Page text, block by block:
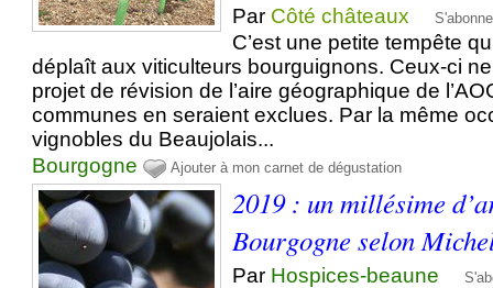
Par Côté châteaux
C’est une petite tempête
déplaît aux viticulteurs bourguignons. Ceux-ci
projet de révision de l’aire géographique de
communes en seraient exclues. Par la même
vignobles du Beaujolais...
Bourgogne
Ajouter à mon carnet de dégustation
2019 : un millésime
Bourgogne selon
Par Hospices-beaune